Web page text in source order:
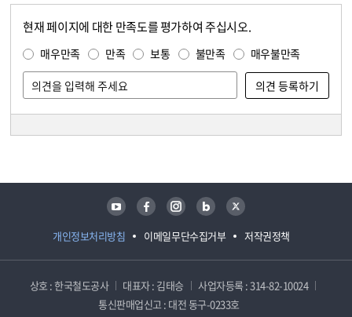
현재 페이지에 대한 만족도를 평가하여 주십시오.
매우만족 만족 보통 불만족 매우불만족
개인정보처리방침 이메일무단수집거부 저작권정책
유튜브 페이스북 인스타그램 블로그 트위터
상호 : 한국철도공사 대표자 : 김태승
사업자등록 : 314-82-10024
통신판매업신고 : 대전 동구-0233호